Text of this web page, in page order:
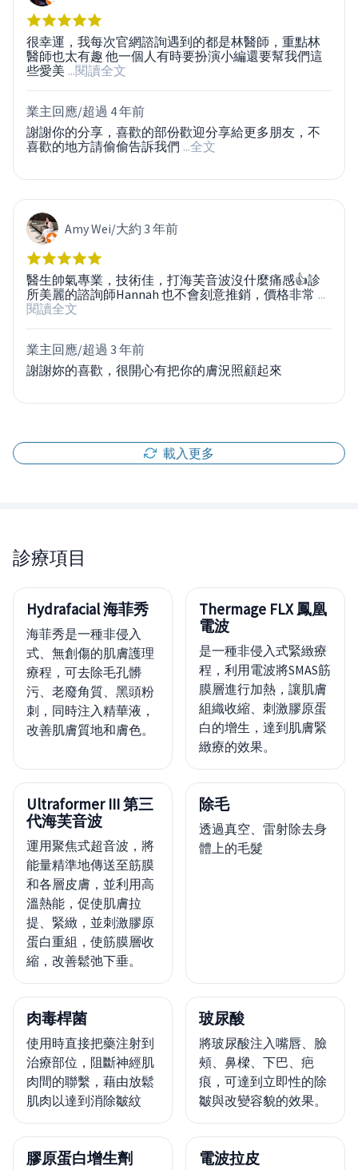
很幸運，我每次官網諮詢遇到的都是林醫師，重點林
醫師也太有趣 他一個人有時要扮演小編還要幫我們這
些愛美 ...閱讀全文
業主回應/超過 4 年前
謝謝你的分享，喜歡的部份歡迎分享給更多朋友，不
喜歡的地方請偷偷告訴我們 ...全文
Amy Wei/大約 3 年前
醫生帥氣專業，技術佳，打海芙音波沒什麼痛感👍診
所美麗的諮詢師Hannah 也不會刻意推銷，價格非常 ...
閱讀全文
業主回應/超過 3 年前
謝謝妳的喜歡，很開心有把你的膚況照顧起來
載入更多
診療項目
Hydrafacial 海菲秀
海菲秀是一種非侵入
式、無創傷的肌膚護理
療程，可去除毛孔髒
污、老廢角質、黑頭粉
刺，同時注入精華液，
改善肌膚質地和膚色。
Thermage FLX 鳳凰
電波
是一種非侵入式緊緻療
程，利用電波將SMAS筋
膜層進行加熱，讓肌膚
組織收縮、刺激膠原蛋
白的增生，達到肌膚緊
緻療的效果。
Ultraformer III 第三
代海芙音波
運用聚焦式超音波，將
能量精準地傳送至筋膜
和各層皮膚，並利用高
溫熱能，促使肌膚拉
提、緊緻，並刺激膠原
蛋白重組，使筋膜層收
縮，改善鬆弛下垂。
除毛
透過真空、雷射除去身
體上的毛髮
肉毒桿菌
使用時直接把藥注射到
治療部位，阻斷神經肌
肉間的聯繫，藉由放鬆
肌肉以達到消除皺紋
玻尿酸
將玻尿酸注入嘴唇、臉
頰、鼻樑、下巴、疤
痕，可達到立即性的除
皺與改變容貌的效果。
膠原蛋白增生劑 電波拉皮